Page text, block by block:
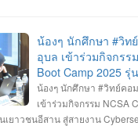
Mr.Dayuth Thy ทำคะแนนได้
ชม ทีม SetZero ทีมน้องใหม่!! น
นายศตวรรษ วิลามาตย์ ทำ
าก 13 ทีมที่เข้าร่วมแข่งขันในค
2025 จัดโดย คณะเทคโนโ
ยเอ็ด ร่วมกับสำนักงานคณะกรรม
ทสมเด็จพระเจ้าอยู่หัว เนื่องใน
28 กรกฎาคม 2568 ณ หอประชุ
ลราชธานี โดยมีท่าน รองศาสตร
รบดี เป็นประธานในพิธีถวายพระ
มเงิน #คณะวิทยาการคอมพิวเต
มสุข #มหาวิทยาลัยราชภัฏอุบลร
น้องๆ นักศึกษา #วิท
อุบล เข้าร่วมกิจกรร
Boot Camp 2025 รุ่
น้องๆ นักศึกษา #วิทย์คอ
เข้าร่วมกิจกรรม NCSA
ยาวชนอีสาน สู่สายงาน